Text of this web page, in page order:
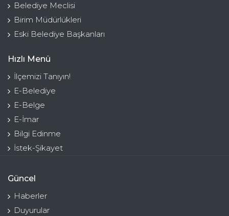
Belediye Meclisi
Birim Müdürlükleri
Eski Belediye Başkanları
Hızlı Menü
İlçemizi Tanıyın!
E-Belediye
E-Belge
E-İmar
Bilgi Edinme
İstek-Şikayet
Güncel
Haberler
Duyurular